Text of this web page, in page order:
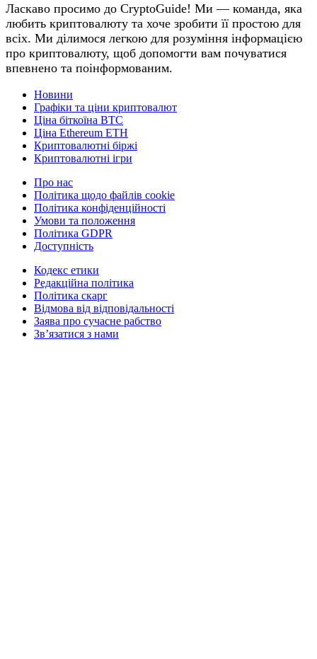
Ласкаво просимо до CryptoGuide! Ми — команда, яка
любить криптовалюту та хоче зробити її простою для
всіх. Ми ділимося легкою для розуміння інформацією
про криптовалюту, щоб допомогти вам почуватися
впевнено та поінформованим.
Новини
Графіки та ціни криптовалют
Ціна біткоїна BTC
Ціна Ethereum ETH
Криптовалютні біржі
Криптовалютні ігри
Про нас
Політика щодо файлів cookie
Політика конфіденційності
Умови та положення
Політика GDPR
Доступність
Кодекс етики
Редакційна політика
Політика скарг
Відмова від відповідальності
Заява про сучасне рабство
Зв’язатися з нами